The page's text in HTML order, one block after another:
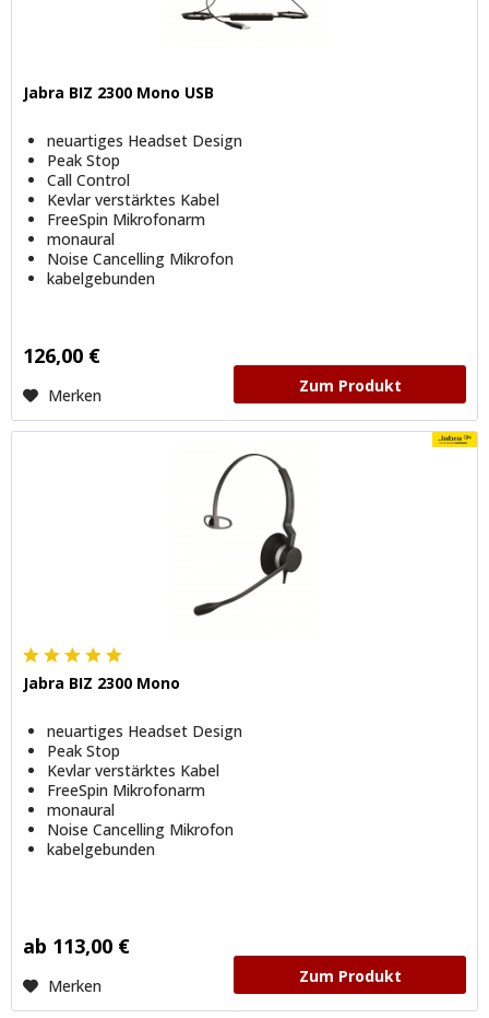
Jabra BIZ 2300 Mono USB
neuartiges Headset Design
Peak Stop
Call Control
Kevlar verstärktes Kabel
FreeSpin Mikrofonarm
monaural
Noise Cancelling Mikrofon
kabelgebunden
126,00 €
Merken Zum Produkt
Jabra BIZ 2300 Mono
neuartiges Headset Design
Peak Stop
Kevlar verstärktes Kabel
FreeSpin Mikrofonarm
monaural
Noise Cancelling Mikrofon
kabelgebunden
ab 113,00 €
Merken Zum Produkt